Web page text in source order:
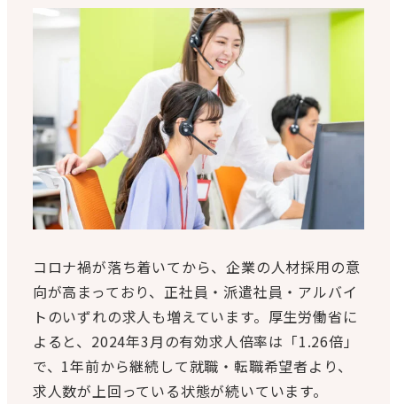
コロナ禍が落ち着いてから、企業の人材採用の意
向が高まっており、正社員・派遣社員・アルバイ
トのいずれの求人も増えています。厚生労働省に
よると、2024年3月の有効求人倍率は「1.26倍」
で、1年前から継続して就職・転職希望者より、
求人数が上回っている状態が続いています。